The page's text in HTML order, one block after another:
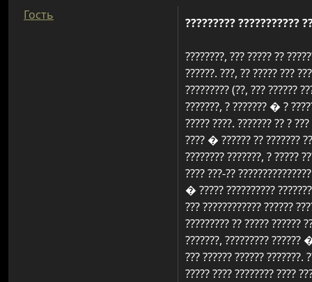
Гость
????????? ???????????
????????, ??? ????? ??
??????. ???, ?? ????? ???
????????? (??, ??? ??????
???????, ? ??????? � ?
????? ????. ??????? ?? ?
???? � ?????? ?? ???????
???????? ???????, ? ?????
???? ???-??
� ????? ??????????
??? ???????????? ??????
????????? ?? ????? ??????
???????, ????????? ??????
??? ?????? ?????? ???????.
????? ???? ???????? ????